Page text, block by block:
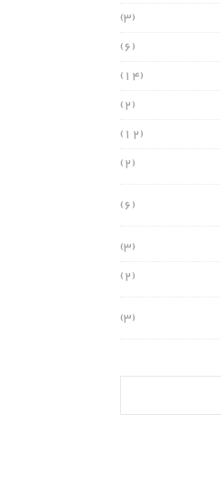
(3)
(6)
(14)
(2)
(12)
(2)
(6)
(3)
(2)
(3)